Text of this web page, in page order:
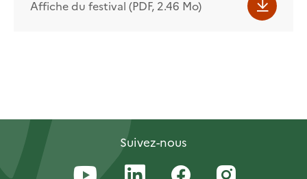
Affiche du festival (PDF, 2.46 Mo)
Suivez-nous